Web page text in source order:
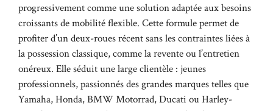
progressivement comme une solution adaptée aux besoins
croissants de mobilité flexible. Cette formule permet de
profiter d’un deux-roues récent sans les contraintes liées à
la possession classique, comme la revente ou l’entretien
onéreux. Elle séduit une large clientèle : jeunes
professionnels, passionnés des grandes marques telles que
Yamaha, Honda, BMW Motorrad, Ducati ou Harley-